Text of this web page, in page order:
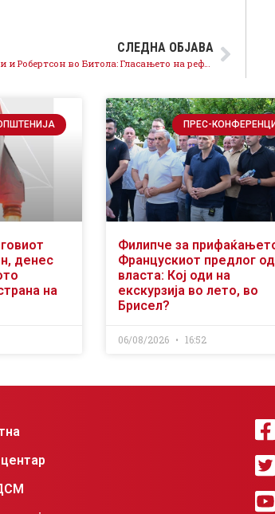
СЛЕДНА ОБЈАВА
Пендаровски и Робертсон во Битола: Гласањето на рефереднумот е императив, време е за Македонија, да биде дел од ЕУ и НАТО
денес
на
ПРЕС-
Филипче за
Францускиот предлог од
власта: Кој оди на
екскурзија во лето, во
Брисел?
06/08/2026 16:52